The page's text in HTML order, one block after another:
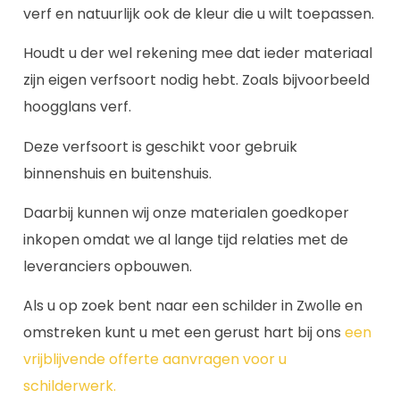
verf en natuurlijk ook de kleur die u wilt toepassen.
Houdt u der wel rekening mee dat ieder materiaal
zijn eigen verfsoort nodig hebt. Zoals bijvoorbeeld
hoogglans verf.
Deze verfsoort is geschikt voor gebruik
binnenshuis en buitenshuis.
Daarbij kunnen wij onze materialen goedkoper
inkopen omdat we al lange tijd relaties met de
leveranciers opbouwen.
Als u op zoek bent naar een schilder in Zwolle en
omstreken kunt u met een gerust hart bij ons een
vrijblijvende offerte aanvragen voor u
schilderwerk.